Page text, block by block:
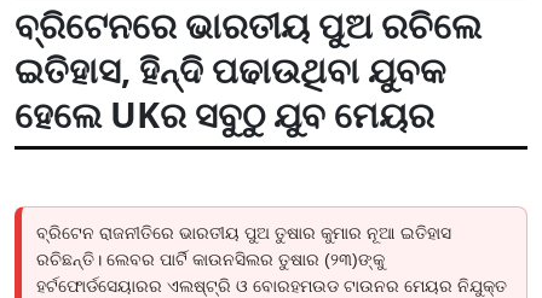
ବ୍ରିଟେନରେ ଭାରତୀୟ ପୁଅ ରଚିଲେ
ଇତିହାସ, ହିନ୍ଦି ପଢାଉଥିବା ଯୁବକ
ହେଲେ UKର ସବୁଠୁ ଯୁବ ମେୟର
ବ୍ରିଟେନ ରାଜନୀତିରେ ଭାରତୀୟ ପୁଅ ତୁଷାର କୁମାର ନୂଆ ଇତିହାସ
ରଚିଛନ୍ତି। ଲେବର ପାର୍ଟି କାଉନସିଲର ତୁଷାର (୨୩)ଙ୍କୁ
ହର୍ଟଫୋର୍ଡସେୟାରର ଏଲଷ୍ଟ୍ରି ଓ ବୋରହମଉଡ ଟାଉନର ମେୟର ନିଯୁକ୍ତ